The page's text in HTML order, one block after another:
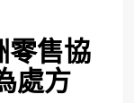
零售協
處方